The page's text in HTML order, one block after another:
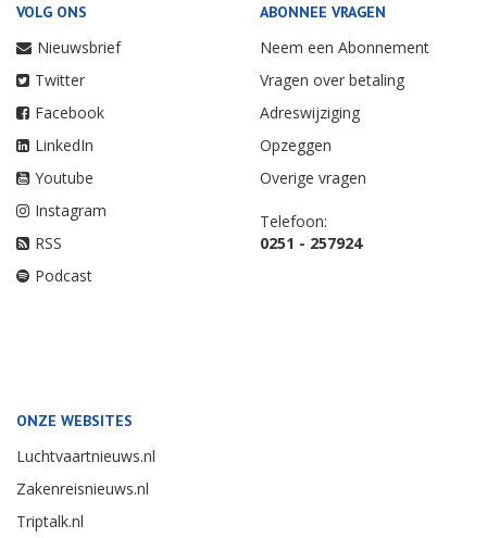
VOLG ONS
Nieuwsbrief
Twitter
Facebook
LinkedIn
Youtube
Instagram
RSS
Podcast
ABONNEE VRAGEN
Neem een Abonnement
Vragen over betaling
Adreswijziging
Opzeggen
Overige vragen
Telefoon:
0251 - 257924
ONZE WEBSITES
Luchtvaartnieuws.nl
Zakenreisnieuws.nl
Triptalk.nl